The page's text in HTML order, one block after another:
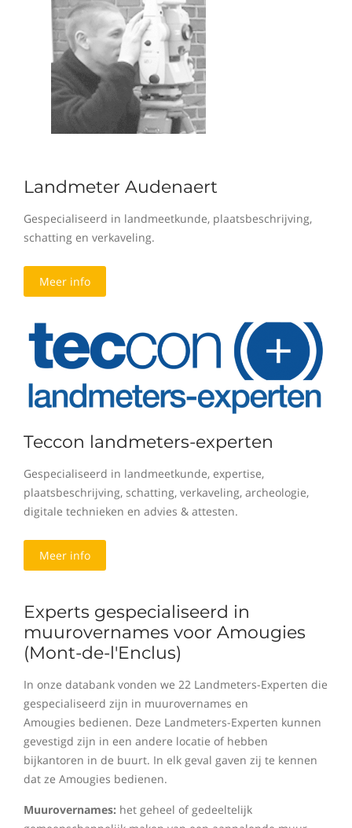
Landmeter Audenaert
Gespecialiseerd in landmeetkunde, plaatsbeschrijving,
schatting en verkaveling.
Meer info
Teccon landmeters-experten
Gespecialiseerd in landmeetkunde, expertise,
plaatsbeschrijving, schatting, verkaveling, archeologie,
digitale technieken en advies & attesten.
Meer info
Experts gespecialiseerd in
muurovernames voor Amougies
(Mont-de-l'Enclus)
In onze databank vonden we 22 Landmeters-Experten die
gespecialiseerd zijn in muurovernames en
Amougies bedienen. Deze Landmeters-Experten kunnen
gevestigd zijn in een andere locatie of hebben
bijkantoren in de buurt. In elk geval gaven zij te kennen
dat ze Amougies bedienen.
Muurovernames: het geheel of gedeeltelijk